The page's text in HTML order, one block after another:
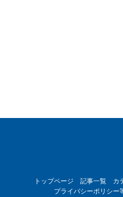
トップページ 記事一覧 カ
プライバシーポリシー